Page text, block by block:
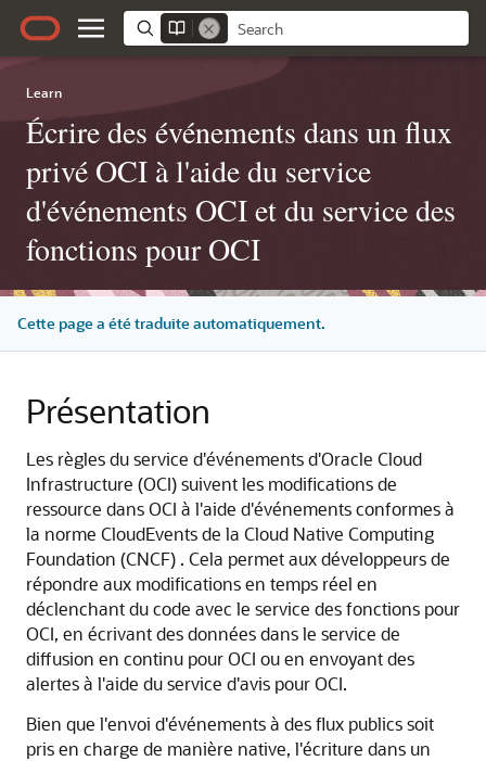
Learn
Écrire des événements dans un flux
privé OCI à l'aide du service
d'événements OCI et du service des
fonctions pour OCI
Cette page a été traduite automatiquement.
Présentation
Les règles du service d'événements d'Oracle Cloud
Infrastructure (OCI) suivent les modifications de
ressource dans OCI à l'aide d'événements conformes à
la norme CloudEvents de la Cloud Native Computing
Foundation (CNCF) . Cela permet aux développeurs de
répondre aux modifications en temps réel en
déclenchant du code avec le service des fonctions pour
OCI, en écrivant des données dans le service de
diffusion en continu pour OCI ou en envoyant des
alertes à l'aide du service d'avis pour OCI.
Bien que l'envoi d'événements à des flux publics soit
pris en charge de manière native, l'écriture dans un